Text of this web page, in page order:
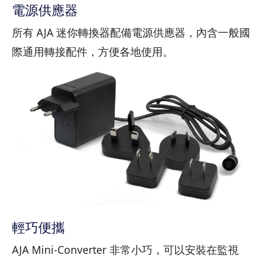
電源供應器
所有 AJA 迷你轉換器配備電源供應器，內含一般國
際通用轉接配件，方便各地使用。
輕巧便攜
AJA Mini-Converter 非常小巧，可以安裝在監視